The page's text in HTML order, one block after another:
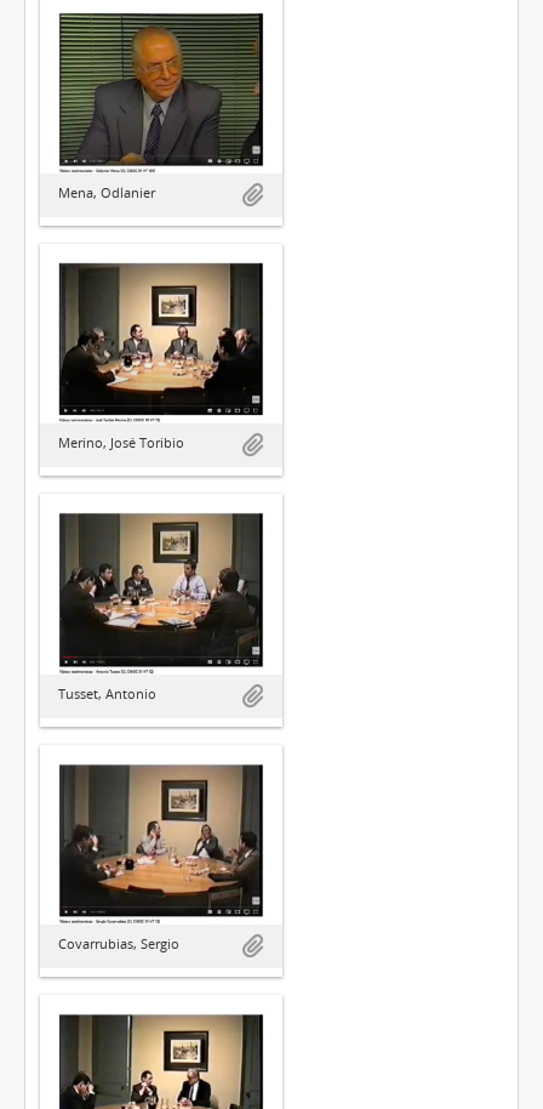
Mena, Odlanier
Merino, José Toribio
Tusset, Antonio
Covarrubias, Sergio